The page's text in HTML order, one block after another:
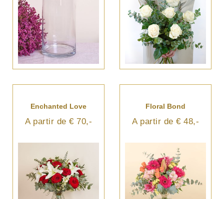
Enchanted Love
A partir de € 70,-
Floral Bond
A partir de € 48,-